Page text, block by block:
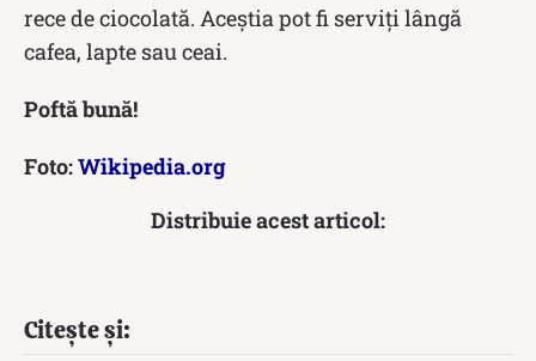
rece de ciocolată. Aceștia pot fi serviți lângă
cafea, lapte sau ceai.
Poftă bună!
Foto:Wikipedia.org
Distribuie acest articol:
Citește și: